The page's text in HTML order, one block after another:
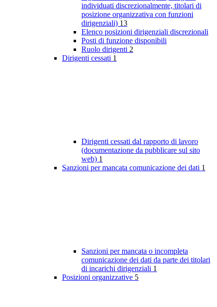
individuati discrezionalmente, titolari di
posizione organizzativa con funzioni
dirigenziali) 13
Elenco posizioni dirigenziali discrezionali
Posti di funzione disponibili
Ruolo dirigenti 2
Dirigenti cessati 1
Dirigenti cessati dal rapporto di lavoro
(documentazione da pubblicare sul sito
web) 1
Sanzioni per mancata comunicazione dei dati 1
Sanzioni per mancata o incompleta
comunicazione dei dati da parte dei titolari
di incarichi dirigenziali 1
Posizioni organizzative 5